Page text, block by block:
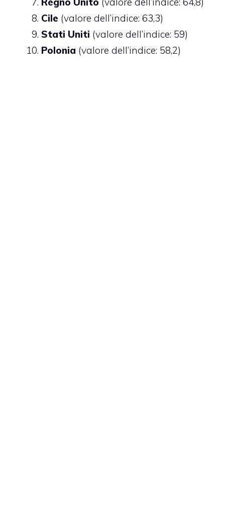
Cile (valore dell’indice: 63,3)
Stati Uniti (valore dell’indice: 59)
Polonia (valore dell’indice: 58,2)